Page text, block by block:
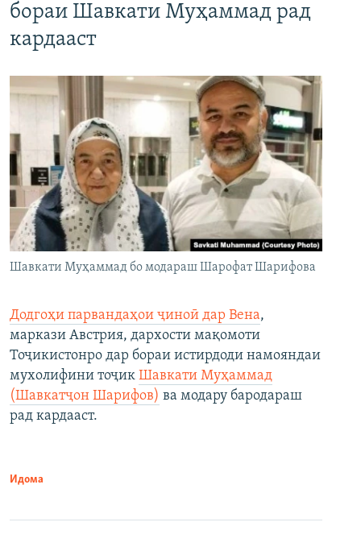
бораи Шавкати Муҳаммад рад
кардааст
Шавкати Муҳаммад бо модараш Шарофат Шарифова
Додгоҳи парвандаҳои ҷиноӣ дар Вена,
маркази Австрия, дархости мақомоти
Тоҷикистонро дар бораи истирдоди намояндаи
мухолифини тоҷик Шавкати Муҳаммад
(Шавкатҷон Шарифов) ва модару бародараш
рад кардааст.
Идома